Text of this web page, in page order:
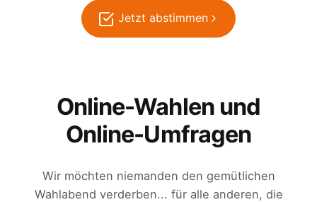
Jetzt abstimmen
Online-Wahlen und
Online-Umfragen
Wir möchten niemanden den gemütlichen
Wahlabend verderben... für alle anderen, die